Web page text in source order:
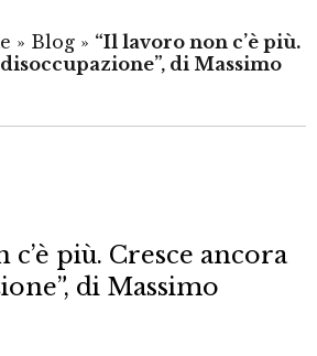
» Blog » “Il lavoro non c’è più.
di Massimo
più. Cresce ancora
di Massimo